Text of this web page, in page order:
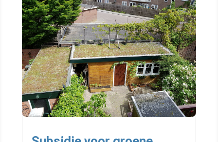
regenvijver of ondergrondse
reservoirs. Deze afkoppelsubsidie
is bedoeld voor particuliere
woningeigenaren, niet...